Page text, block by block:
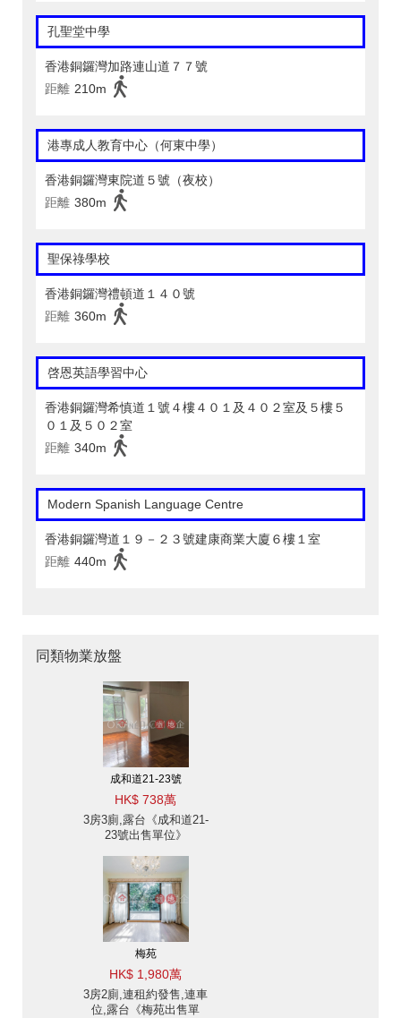
孔聖堂中學
香港銅鑼灣加路連山道７７號
距離 210m
港專成人教育中心（何東中學）
香港銅鑼灣東院道５號（夜校）
距離 380m
聖保祿學校
香港銅鑼灣禮頓道１４０號
距離 360m
啓恩英語學習中心
香港銅鑼灣希慎道１號４樓４０１及４０２室及５樓５
０１及５０２室
距離 340m
Modern Spanish Language Centre
香港銅鑼灣道１９－２３號建康商業大廈６樓１室
距離 440m
同類物業放盤
成和道21-23號
HK$ 738萬
3房3廁,露台《成和道21-
23號出售單位》
梅苑
HK$ 1,980萬
3房2廁,連租約發售,連車
位,露台《梅苑出售單